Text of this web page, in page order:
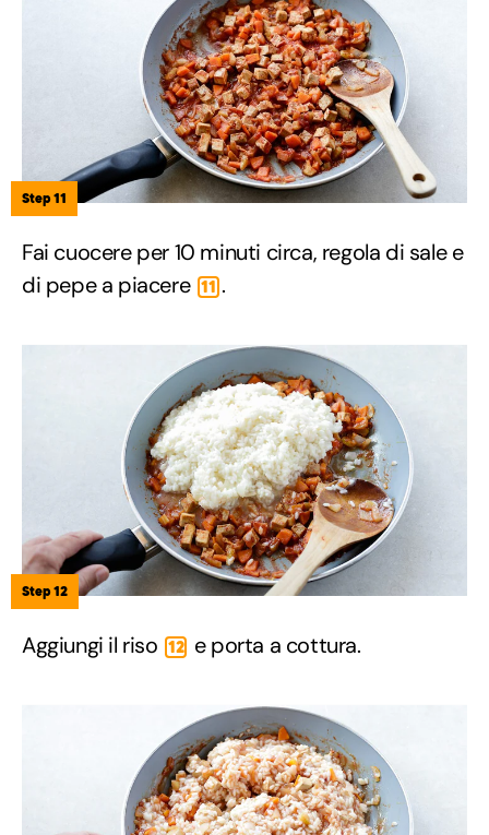
Step 11
Fai cuocere per 10 minuti circa, regola di sale e
di pepe a piacere 11 .
Step 12
Aggiungi il riso 12 e porta a cottura.